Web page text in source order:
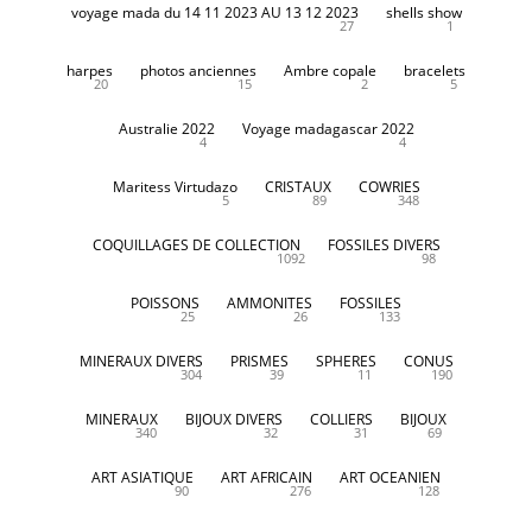
voyage mada du 14 11 2023 AU 13 12 2023
27
shells show
1
harpes
20
photos anciennes
15
Ambre copale
2
bracelets
5
Australie 2022
4
Voyage madagascar 2022
4
Maritess Virtudazo
5
CRISTAUX
89
COWRIES
348
COQUILLAGES DE COLLECTION
1092
FOSSILES DIVERS
98
POISSONS
25
AMMONITES
26
FOSSILES
133
MINERAUX DIVERS
304
PRISMES
39
SPHERES
11
CONUS
190
MINERAUX
340
BIJOUX DIVERS
32
COLLIERS
31
BIJOUX
69
ART ASIATIQUE
90
ART AFRICAIN
276
ART OCEANIEN
128